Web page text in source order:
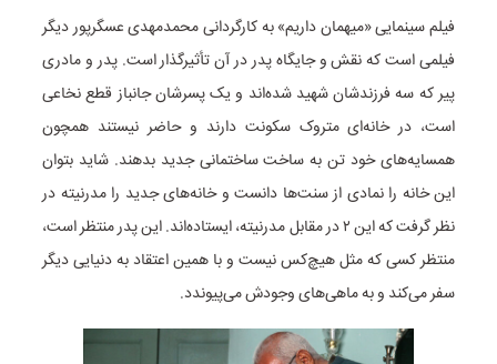
فیلم سینمایی «میهمان داریم» به کارگردانی محمدمهدی عسگرپور دیگر
فیلمی است که نقش و جایگاه پدر در آن تأثیرگذار است. پدر و مادری
پیر که سه فرزندشان شهید شده‌اند و یک پسرشان جانباز قطع نخاعی
است، در خانه‌ای متروک سکونت دارند و حاضر نیستند همچون
همسایه‌های خود تن به ساخت ساختمانی جدید بدهند. شاید بتوان
این خانه را نمادی از سنت‌ها دانست و خانه‌های جدید را مدرنیته در
نظر گرفت که این ۲ در مقابل مدرنیته، ایستاده‌اند. این پدر منتظر است،
منتظر کسی که مثل هیچ‌کس نیست و با همین اعتقاد به دنیایی دیگر
سفر می‌کند و به ماهی‌های وجودش می‌پیوندد.